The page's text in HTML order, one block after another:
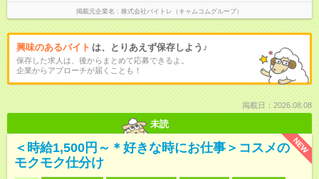
掲載元企業名 株式会社バイトレ（キャムコムグループ）
興味のあるバイト は、とりあえず保存しよう♪
保存した求人は、後からまとめて応募できるよ。
企業からアプローチが届くことも！
掲載日：2026.08.08
未読
NEW
＜時給1,500円～＊好きな時にお仕事＞コスメの
モクモク仕分け